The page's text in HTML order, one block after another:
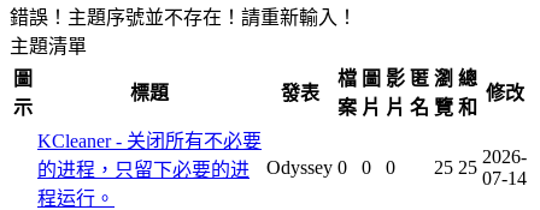
錯誤！主題序號並不存在！請重新輸入！
主題清單
圖
示
標題 發表
檔
案
圖
片
影
片
匿
名
瀏
覽
總
和
修改
KCleaner - 关闭所有不必要
的进程，只留下必要的进
程运行。
Odyssey 0 0 0 25 25
2026-
07-14